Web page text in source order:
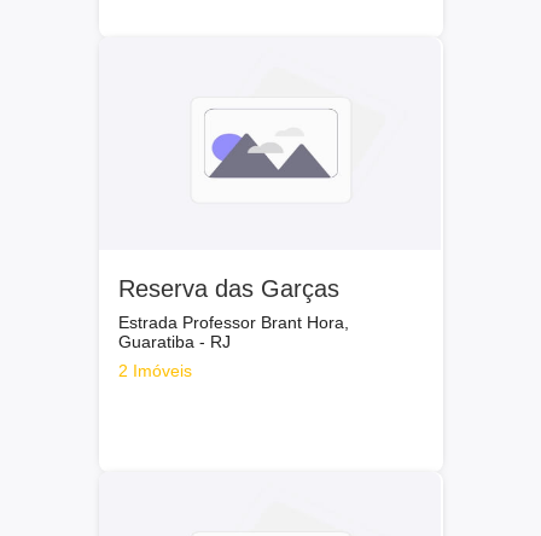
Reserva das Garças
Estrada Professor Brant Hora,
Guaratiba - RJ
2 Imóveis